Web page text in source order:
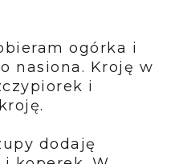
ogórka i
nasiona. Kroję w
i
dodaję